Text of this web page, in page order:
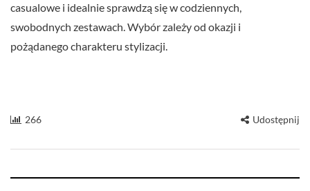
casualowe i idealnie sprawdzą się w codziennych,
swobodnych zestawach. Wybór zależy od okazji i
pożądanego charakteru stylizacji.
266 Udostępnij